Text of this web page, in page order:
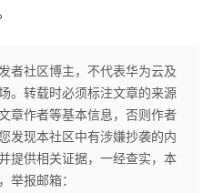
者社区博主，不代表华为云及
。转载时必须标注文章的来源
章作者等基本信息，否则作者
发现本社区中有涉嫌抄袭的内
提供相关证据，一经查实，本
举报邮箱：